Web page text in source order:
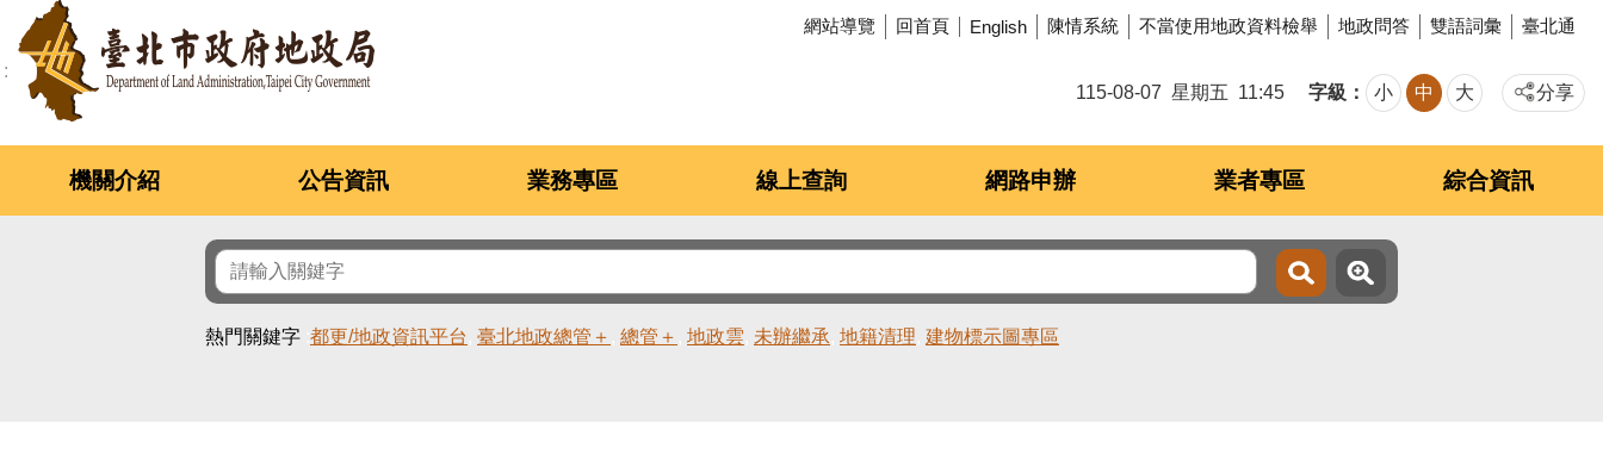
跳到主要內容區塊 網站導覽 回首頁 English 陳情系統 不當使用地政資料檢舉 地政問答 雙語詞彙 臺北通
115-08-07 星期五 11:45 字級 小 中 大 分享
機關介紹 公告資訊 業務專區 線上查詢 網路申辦 業者專區 綜合資訊
熱門關鍵字 都更/地政資訊平台 臺北地政總管＋ 總管＋ 地政雲 未辦繼承 地籍清理 建物標示圖專區